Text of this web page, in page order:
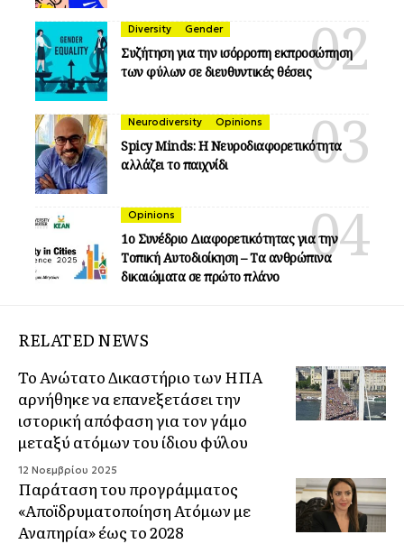
Diversity Gender
Συζήτηση για την ισόρροπη εκπροσώπηση
των φύλων σε διευθυντικές θέσεις
Neurodiversity Opinions
Spicy Minds: Η Νευροδιαφορετικότητα
αλλάζει το παιχνίδι
Opinions
1ο Συνέδριο Διαφορετικότητας για την
Τοπική Αυτοδιοίκηση – Τα ανθρώπινα
δικαιώματα σε πρώτο πλάνο
RELATED NEWS
Το Ανώτατο Δικαστήριο των ΗΠΑ
αρνήθηκε να επανεξετάσει την
ιστορική απόφαση για τον γάμο
μεταξύ ατόμων του ίδιου φύλου
12 Νοεμβρίου 2025
Παράταση του προγράμματος
«Αποϊδρυματοποίηση Ατόμων με
Αναπηρία» έως το 2028